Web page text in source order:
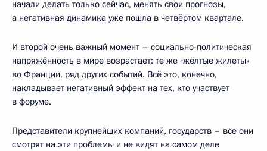
начали делать только сейчас, менять свои прогнозы,
а негативная динамика уже пошла в четвёртом квартале.
И второй очень важный момент – социально-политическая
напряжённость в мире возрастает: те же «жёлтые жилеты»
во Франции, ряд других событий. Всё это, конечно,
накладывает негативный эффект на тех, кто участвует
в форуме.
Представители крупнейших компаний, государств – все они
смотрят на эти проблемы и не видят на самом деле